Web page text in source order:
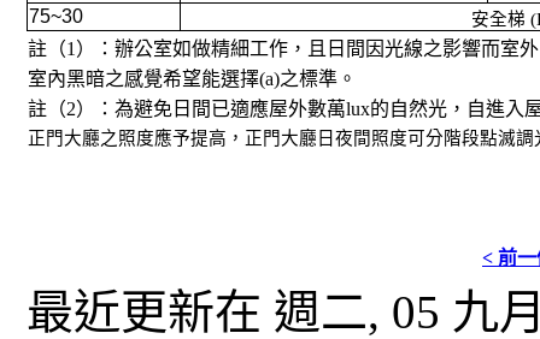
75~30 安全梯
註（1）：辦公室如做精細工作，且日間因光線之影響而室
室內黑暗之感覺希望能選擇(a)之標準。
註（2）：為避免日間已適應屋外數萬lux的自然光，自進入
正門大廳之照度應予提高，正門大廳日夜間照度可分階段點滅調
< 前一
最近更新在 週二, 05 九